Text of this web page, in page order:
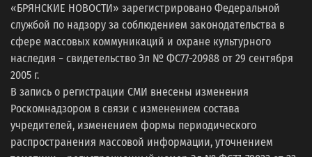
«БРЯНСКИЕ НОВОСТИ» зарегистрировано Федеральной
службой по надзору за соблюдением законодательства в
сфере массовых коммуникаций и охране культурного
наследия − свидетельство Эл № ФС77-20988 от 29 сентября
2005 г.
В запись о регистрации СМИ внесены изменения
Роскомнадзором в связи с изменением состава
учредителей, изменением формы периодического
распространения массовой информации, уточнением